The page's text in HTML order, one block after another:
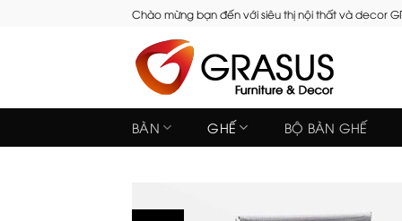
Chào mừng bạn đến với siêu thị nội thất và decor
BÀN GHẾ BỘ BÀN GHẾ